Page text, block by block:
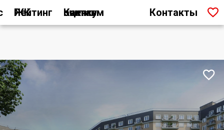
Рейтинг ЖК Как мы считаем оценку Контакты 
